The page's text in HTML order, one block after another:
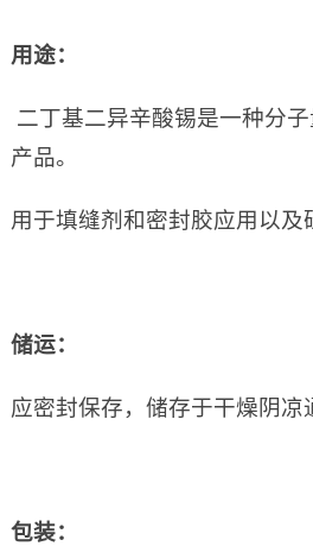
用途：
二丁基二异辛酸锡是一种分
产品。
用于填缝剂和密封胶应用以及
储运：
应密封保存，储存于干燥阴凉
包装：